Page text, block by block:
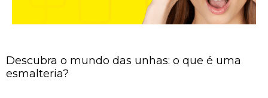
Descubra o mundo das unhas: o que é uma
esmalteria?